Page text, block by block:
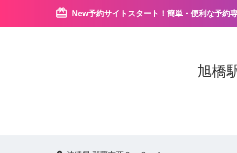
New予約サイトスタート！簡単・便利な予約
旭橋